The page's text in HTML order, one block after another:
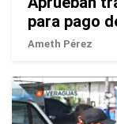
para pago
Ameth Pérez